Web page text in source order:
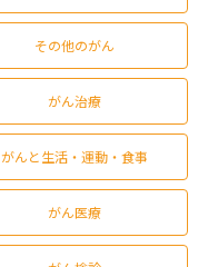
その他のがん
がん治療
がんと生活・運動・食事
がん医療